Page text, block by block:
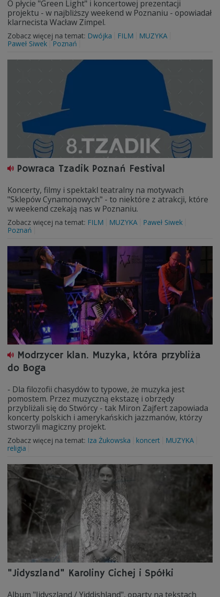
O płycie "Green Light" i koncertowej prezentacji
projektu - w najbliższy weekend w Poznaniu - opowiadał
klarnecista Wacław Zimpel.
Zobacz więcej na temat: Dwójka FILM
MUZYKA
Paweł Siwek
Poznań
Powraca Tzadik Poznań Festival
Koncerty, filmy i spektakl teatralny na motywach
"Sklepów Cynamonowych" - to niektóre z atrakcji, które
w weekend czekają nas w Poznaniu.
Zobacz więcej na temat: FILM MUZYKA
Paweł Siwek
Poznań
Modrzycer klan. Muzyka, która przybliża
do Boga
- Dla filozofii chasydów to typowe, że muzyka jest
pomostem. Przez muzyczną ekstazę i obrzędy
przybliżali się do Stwórcy - tak Miron Zajfert zapowiada
koncerty polskich i amerykańskich jazzmanów, którzy
stworzyli magiczny projekt.
Zobacz więcej na temat: Iza Żukowska koncert
MUZYKA
religia
"Jidyszland" Karoliny Cichej i Spółki
Album "Jidyszland / Yiddishland", oparty na tekstach